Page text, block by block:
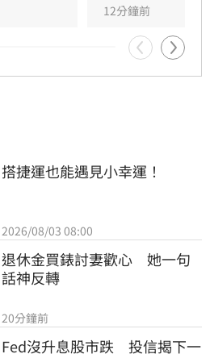
12分鐘前
搭捷運也能遇見小幸運！
2026/08/03 08:00
退休金買錶討妻歡心　她一句
話神反轉
20分鐘前
Fed沒升息股市跌　投信揭下一